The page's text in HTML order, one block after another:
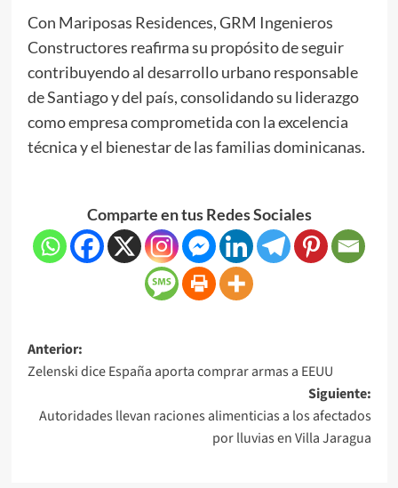
Con Mariposas Residences, GRM Ingenieros
Constructores reafirma su propósito de seguir
contribuyendo al desarrollo urbano responsable
de Santiago y del país, consolidando su liderazgo
como empresa comprometida con la excelencia
técnica y el bienestar de las familias dominicanas.
Comparte en tus Redes Sociales
Anterior:
Zelenski dice España aporta comprar armas a EEUU
Siguiente:
Autoridades llevan raciones alimenticias a los afectados
por lluvias en Villa Jaragua